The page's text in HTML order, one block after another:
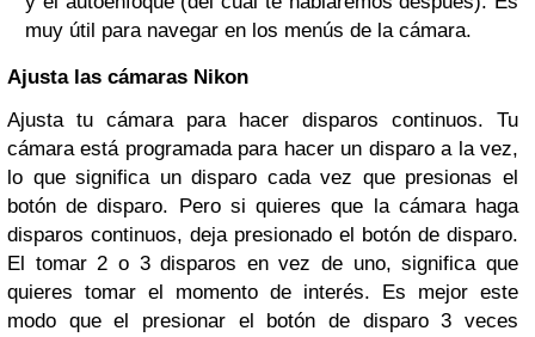
muy útil para navegar en los menús de la cámara.
Ajusta las cámaras Nikon
Ajusta tu cámara para hacer disparos continuos. Tu
cámara está programada para hacer un disparo a la vez,
lo que significa un disparo cada vez que presionas el
botón de disparo. Pero si quieres que la cámara haga
disparos continuos, deja presionado el botón de disparo.
El tomar 2 o 3 disparos en vez de uno, significa que
quieres tomar el momento de interés. Es mejor este
modo que el presionar el botón de disparo 3 veces